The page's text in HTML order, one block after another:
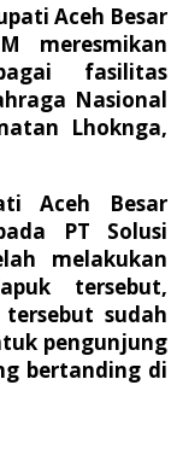
Aceh Besar
meresmikan
fasilitas
Nasional
Lhoknga,
Aceh Besar
PT Solusi
melakukan
tersebut,
sudah
pengunjung
bertanding di